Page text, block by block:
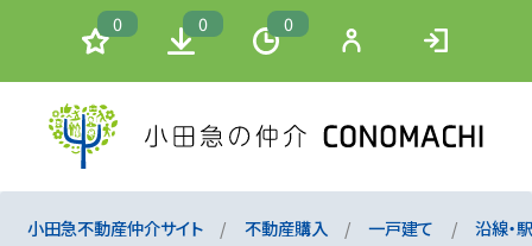
0 0 0
小田急不動産仲介サイト 不動産購入 一戸建て 沿線・